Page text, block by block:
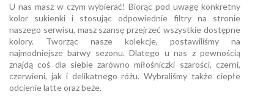
U nas masz w czym wybierać! Biorąc pod uwagę konkretny
kolor sukienki i stosując odpowiednie filtry na stronie
naszego serwisu, masz szansę przejrzeć wszystkie dostępne
kolory. Tworząc nasze kolekcje, postawiliśmy na
najmodniejsze barwy sezonu. Dlatego u nas z pewnością
znajdą coś dla siebie zarówno miłośniczki szarości, czerni,
czerwieni, jak i delikatnego różu. Wybraliśmy także ciepłe
odcienie latte oraz beże.